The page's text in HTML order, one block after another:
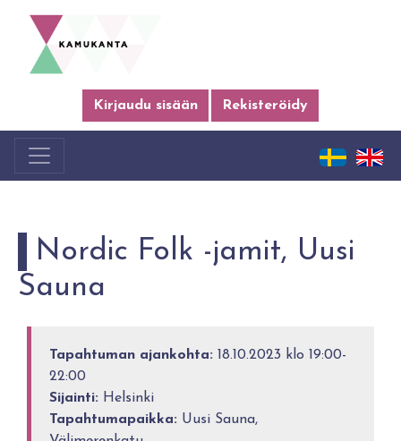
Kirjaudu sisään Rekisteröidy
Nordic Folk -jamit, Uusi
Sauna
Tapahtuman ajankohta: 18.10.2023 klo 19:00-
22:00
Sijainti: Helsinki
Tapahtumapaikka: Uusi Sauna,